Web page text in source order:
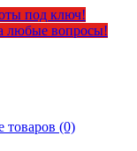
под ключ!
любые вопросы!
товаров (0)